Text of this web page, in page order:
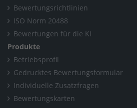
Bewertungsrichtlinien
ISO Norm 20488
Bewertungen für die KI
Produkte
Betriebsprofil
Gedrucktes Bewertungsformular
Individuelle Zusatzfragen
Bewertungskarten